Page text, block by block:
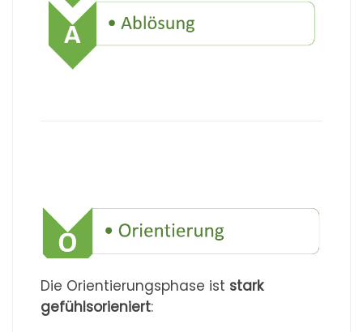
Die Orientierungsphase ist stark
gefühlsorieniert: